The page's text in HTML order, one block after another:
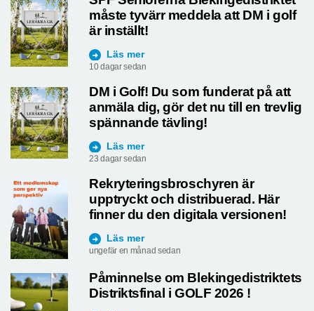
måste tyvärr meddela att DM i golf
är inställt!
Läs mer
10 dagar sedan
DM i Golf! Du som funderat på att
anmäla dig, gör det nu till en trevlig
spännande tävling!
Läs mer
23 dagar sedan
Rekryteringsbroschyren är
upptryckt och distribuerad. Här
finner du den digitala versionen!
Läs mer
ungefär en månad sedan
Påminnelse om Blekingedistriktets
Distriktsfinal i GOLF 2026 !